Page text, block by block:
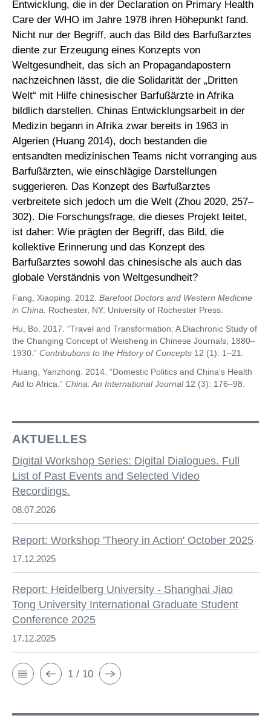
Entwicklung, die in der Declaration on Primary Health
Care der WHO im Jahre 1978 ihren Höhepunkt fand.
Nicht nur der Begriff, auch das Bild des Barfußarztes
diente zur Erzeugung eines Konzepts von
Weltgesundheit, das sich an Propagandapostern
nachzeichnen lässt, die die Solidarität der „Dritten
Welt“ mit Hilfe chinesischer Barfußärzte in Afrika
bildlich darstellen. Chinas Entwicklungsarbeit in der
Medizin begann in Afrika zwar bereits in 1963 in
Algerien (Huang 2014), doch bestanden die
entsandten medizinischen Teams nicht vorranging aus
Barfußärzten, wie einschlägige Darstellungen
suggerieren. Das Konzept des Barfußarztes
verbreitete sich jedoch um die Welt (Zhou 2020, 257–
302). Die Forschungsfrage, die dieses Projekt leitet,
ist daher: Wie prägten der Begriff, das Bild, die
kollektive Erinnerung und das Konzept des
Barfußarztes sowohl das chinesische als auch das
globale Verständnis von Weltgesundheit?
Fang, Xiaoping. 2012. Barefoot Doctors and Western Medicine
in China.
Rochester, NY: University of Rochester Press.
Hu, Bo. 2017. “Travel and Transformation: A Diachronic Study of
the Changing Concept of Weisheng in Chinese Journals, 1880–
1930.” Contributions to the History of Concepts 12 (1): 1–21.
Huang, Yanzhong. 2014. “Domestic Politics and China's Health
Aid to Africa.” China: An International Journal12 (3): 176–98.
AKTUELLES
Digital Workshop Series: Digital Dialogues. Full
List of Past Events and Selected Video
Recordings.
08.07.2026
Report: Workshop 'Theory in Action' October 2025
17.12.2025
Report: Heidelberg University - Shanghai Jiao
Tong University International Graduate Student
Conference 2025
17.12.2025
1 / 10